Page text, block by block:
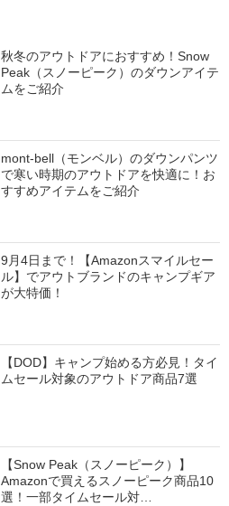
秋冬のアウトドアにおすすめ！Snow
Peak（スノーピーク）のダウンアイテ
ムをご紹介
mont-bell（モンベル）のダウンパンツ
で寒い時期のアウトドアを快適に！お
すすめアイテムをご紹介
9月4日まで！【Amazonスマイルセー
ル】でアウトブランドのキャンプギア
が大特価！
【DOD】キャンプ始める方必見！タイ
ムセール対象のアウトドア商品7選
【Snow Peak（スノーピーク）】
Amazonで買えるスノーピーク商品10
選！一部タイムセール対…